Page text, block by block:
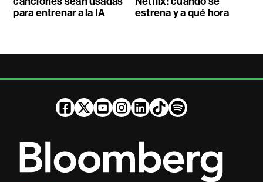
para entrenar a la IA
estrena y a qué hora